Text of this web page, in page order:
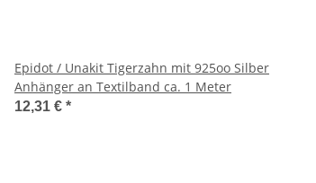
Epidot / Unakit Tigerzahn mit 925oo Silber
Anhänger an Textilband ca. 1 Meter
12,31 € *